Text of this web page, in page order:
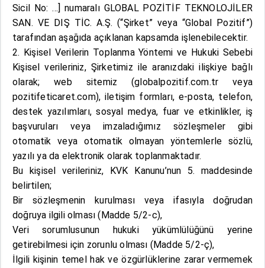
Sicil No: …] numaralı GLOBAL POZİTİF TEKNOLOJİLER
SAN. VE DIŞ TİC. A.Ş. (“Şirket” veya “Global Pozitif”)
tarafından aşağıda açıklanan kapsamda işlenebilecektir.
2. Kişisel Verilerin Toplanma Yöntemi ve Hukuki Sebebi
Kişisel verileriniz, Şirketimiz ile aranızdaki ilişkiye bağlı
olarak; web sitemiz (globalpozitif.com.tr veya
pozitifeticaret.com), iletişim formları, e-posta, telefon,
destek yazılımları, sosyal medya, fuar ve etkinlikler, iş
başvuruları veya imzaladığımız sözleşmeler gibi
otomatik veya otomatik olmayan yöntemlerle sözlü,
yazılı ya da elektronik olarak toplanmaktadır.
Bu kişisel verileriniz, KVK Kanunu’nun 5. maddesinde
belirtilen;
Bir sözleşmenin kurulması veya ifasıyla doğrudan
doğruya ilgili olması (Madde 5/2-c),
Veri sorumlusunun hukuki yükümlülüğünü yerine
getirebilmesi için zorunlu olması (Madde 5/2-ç),
İlgili kişinin temel hak ve özgürlüklerine zarar vermemek